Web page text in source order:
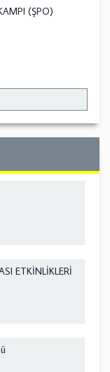
(ŞPO)
ETKİNLİKLERİ